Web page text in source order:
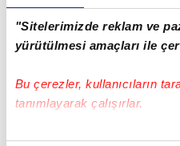
"Sitelerimizde reklam ve
yürütülmesi amaçları ile
Bu çerezler, kullanıcıların
tanımlayarak çalışırlar.
Bu çerezlere izin vermeniz
ile ise 29 puanlık fark
kulüp tarihinde bu
kaldığı dönemlerden biri.
TRABZON'DA DAHA
Bordo mavililer, 26. hafta